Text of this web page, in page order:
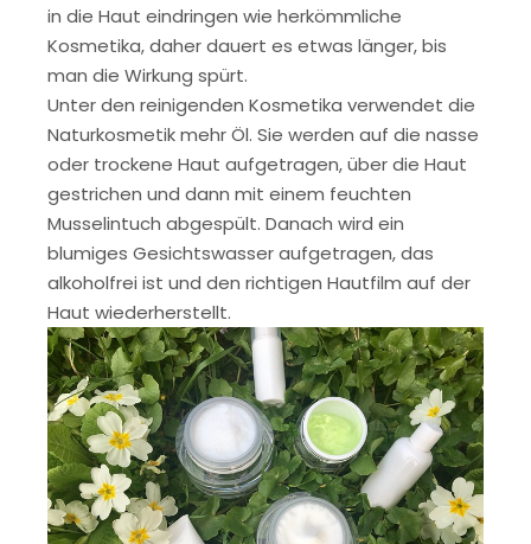
in die Haut eindringen wie herkömmliche
Kosmetika, daher dauert es etwas länger, bis
man die Wirkung spürt.
Unter den reinigenden Kosmetika verwendet die
Naturkosmetik mehr Öl. Sie werden auf die nasse
oder trockene Haut aufgetragen, über die Haut
gestrichen und dann mit einem feuchten
Musselintuch abgespült. Danach wird ein
blumiges Gesichtswasser aufgetragen, das
alkoholfrei ist und den richtigen Hautfilm auf der
Haut wiederherstellt.